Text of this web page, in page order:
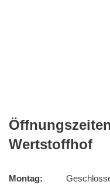
Wertstoffhof
Montag: